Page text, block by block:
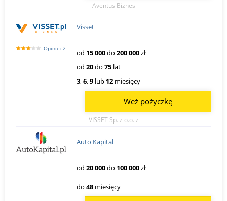
Aventus Biznes
Opinie: 2
Visset
od 15 000do 200 000zł
od 20do 75 lat
3,6,9 lub 12 miesięcy
VISSET Sp. z o.o. z
Weź pożyczkę
Auto Kapital
od 20 000do 100 000zł
do 48 miesięcy